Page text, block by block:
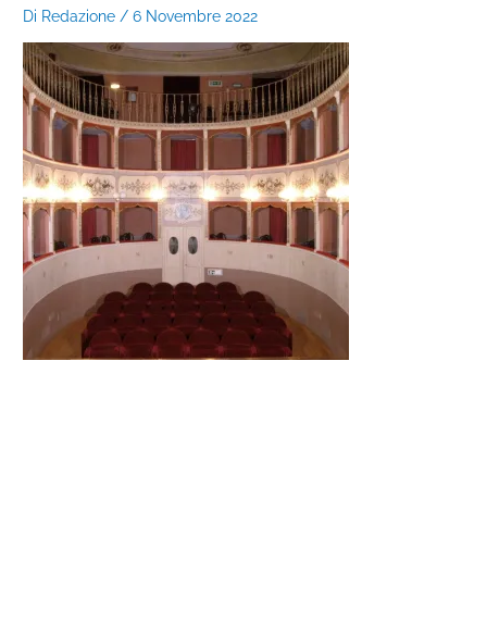
Di Redazione/6 Novembre 2022